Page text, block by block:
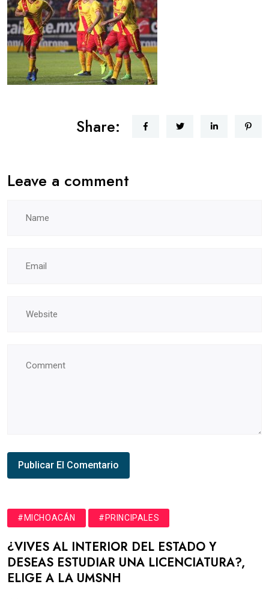
Share:
Leave a comment
#MICHOACÁN #PRINCIPALES
¿VIVES AL INTERIOR DEL ESTADO Y
DESEAS ESTUDIAR UNA LICENCIATURA?,
ELIGE A LA UMSNH